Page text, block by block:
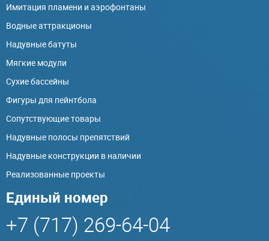
Имитация пламени и аэрофонтаны
Водные аттракционы
Надувные батуты
Мягкие модули
Сухие бассейны
Фигуры для пейнтбола
Сопутствующие товары
Надувные полосы препятствий
Надувные конструкции в наличии
Реализованные проекты
Единый номер
+7 (717) 269-64-04